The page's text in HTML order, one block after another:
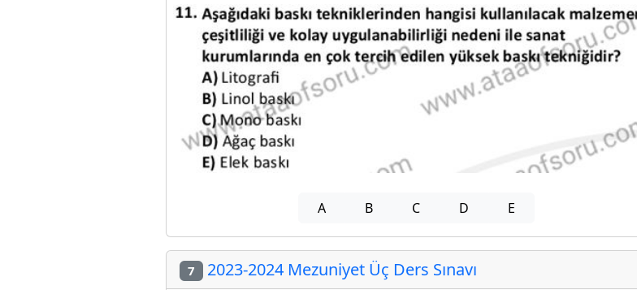
A B C D E
7 2023-2024 Mezuniyet Üç Ders Sınavı